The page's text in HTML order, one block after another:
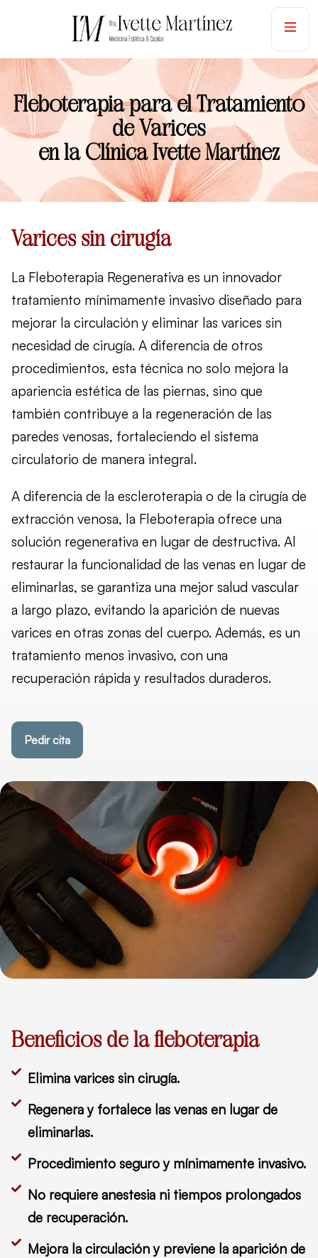
Fleboterapia para el Tratamiento
de Varices
en la Clínica Ivette Martínez
Varices sin cirugía
La Fleboterapia Regenerativa es un innovador
tratamiento mínimamente invasivo diseñado para
mejorar la circulación y eliminar las varices sin
necesidad de cirugía. A diferencia de otros
procedimientos, esta técnica no solo mejora la
apariencia estética de las piernas, sino que
también contribuye a la regeneración de las
paredes venosas, fortaleciendo el sistema
circulatorio de manera integral.
A diferencia de la escleroterapia o de la cirugía de
extracción venosa, la Fleboterapia ofrece una
solución regenerativa en lugar de destructiva. Al
restaurar la funcionalidad de las venas en lugar de
eliminarlas, se garantiza una mejor salud vascular
a largo plazo, evitando la aparición de nuevas
varices en otras zonas del cuerpo. Además, es un
tratamiento menos invasivo, con una
recuperación rápida y resultados duraderos.
Pedir cita
Beneficios de la fleboterapia
Elimina varices sin cirugía.
Regenera y fortalece las venas en lugar de
eliminarlas.
Procedimiento seguro y mínimamente invasivo.
No requiere anestesia ni tiempos prolongados
de recuperación.
Mejora la circulación y previene la aparición de